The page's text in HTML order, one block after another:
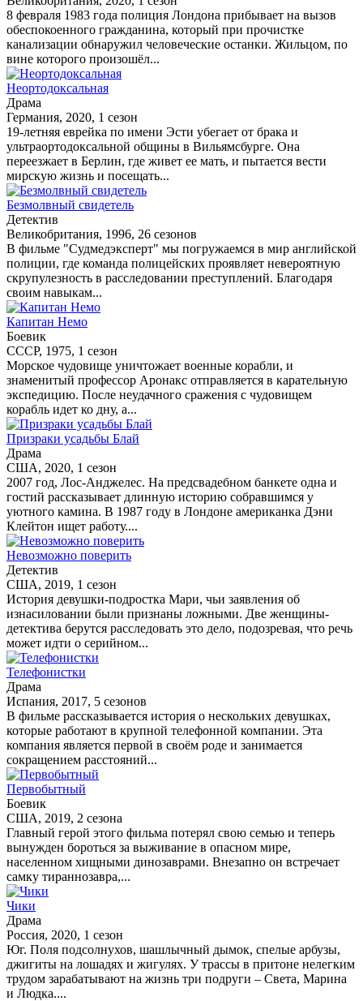
8 февраля 1983 года полиция Лондона прибывает на вызов
обеспокоенного гражданина, который при прочистке
канализации обнаружил человеческие останки. Жильцом, по
вине которого произошёл...
Неортодоксальная
Драма
Германия, 2020, 1 сезон
19-летняя еврейка по имени Эсти убегает от брака и
ультраортодоксальной общины в Вильямсбурге. Она
переезжает в Берлин, где живет ее мать, и пытается вести
мирскую жизнь и посещать...
Безмолвный свидетель
Детектив
Великобритания, 1996, 26 сезонов
В фильме "Судмедэксперт" мы погружаемся в мир английской
полиции, где команда полицейских проявляет невероятную
скрупулезность в расследовании преступлений. Благодаря
своим навыкам...
Капитан Немо
Боевик
СССР, 1975, 1 сезон
Морское чудовище уничтожает военные корабли, и
знаменитый профессор Аронакс отправляется в карательную
экспедицию. После неудачного сражения с чудовищем
корабль идет ко дну, а...
Призраки усадьбы Блай
Драма
США, 2020, 1 сезон
2007 год, Лос-Анджелес. На предсвадебном банкете одна и
гостий рассказывает длинную историю собравшимся у
уютного камина. В 1987 году в Лондоне американка Дэни
Клейтон ищет работу....
Невозможно поверить
Детектив
США, 2019, 1 сезон
История девушки-подростка Мари, чьи заявления об
изнасиловании были признаны ложными. Две женщины-
детектива берутся расследовать это дело, подозревая, что речь
может идти о серийном...
Телефонистки
Драма
Испания, 2017, 5 сезонов
В фильме рассказывается история о нескольких девушках,
которые работают в крупной телефонной компании. Эта
компания является первой в своём роде и занимается
сокращением расстояний...
Первобытный
Боевик
США, 2019, 2 сезона
Главный герой этого фильма потерял свою семью и теперь
вынужден бороться за выживание в опасном мире,
населенном хищными динозаврами. Внезапно он встречает
самку тираннозавра,...
Чики
Драма
Россия, 2020, 1 сезон
Юг. Поля подсолнухов, шашлычный дымок, спелые арбузы,
джигиты на лошадях и жигулях. У трассы в притоне нелегким
трудом зарабатывают на жизнь три подруги – Света, Марина
и Людка....